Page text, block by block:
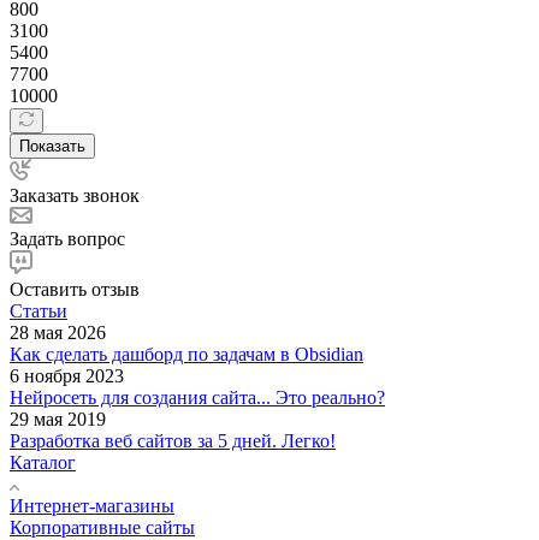
800
3100
5400
7700
10000
Показать
Заказать звонок
Задать вопрос
Оставить отзыв
Статьи
28 мая 2026
Как сделать дашборд по задачам в Obsidian
6 ноября 2023
Нейросеть для создания сайта... Это реально?
29 мая 2019
Разработка веб сайтов за 5 дней. Легко!
Каталог
Интернет-магазины
Корпоративные сайты